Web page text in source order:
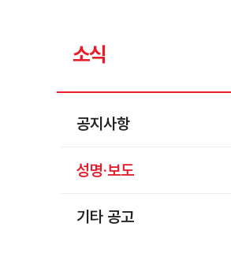
소식
공지사항
성명·보도
기타 공고
Sketchbook5, 스케치북5